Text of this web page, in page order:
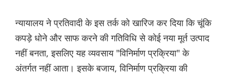
न्यायालय ने प्रतिवादी के इस तर्क को खारिज कर दिया कि चूंकि
कपड़े धोने और साफ करने की गतिविधि से कोई नया मूर्त उत्पाद
नहीं बनता, इसलिए यह व्यवसाय "विनिर्माण प्रक्रिया" के
अंतर्गत नहीं आता। इसके बजाय, विनिर्माण प्रक्रिया की